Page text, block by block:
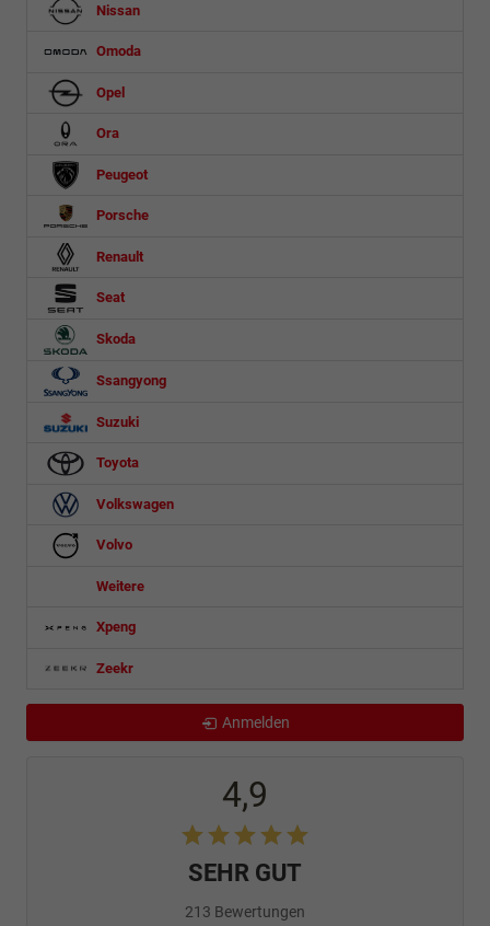
Nissan
Omoda
Opel
Ora
Peugeot
Porsche
Renault
Seat
Skoda
Ssangyong
Suzuki
Toyota
Volkswagen
Volvo
Weitere
Xpeng
Zeekr
Anmelden
4,9
SEHR GUT
213 Bewertungen